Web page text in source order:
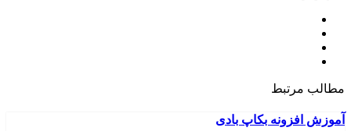
مطالب مرتبط
آموزش افزونه بکاپ بادی